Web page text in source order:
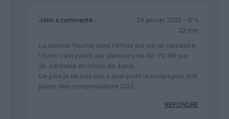
John a commenté :
24 janvier 2023 - 17 h
22 min
La somme fournie dans l’article est sur un semestre
! Donc c’est plutôt aux alentours de 60-70 M€ par
an. (rentable en moins de 4ans)
De plus je ne sais pas à quel point la compagnie doit
payer des compensations CO2.
RÉPONDRE